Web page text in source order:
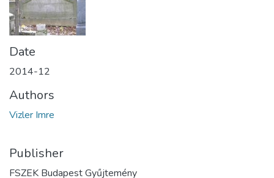
Date
2014-12
Authors
Vizler Imre
Publisher
FSZEK Budapest Gyűjtemény